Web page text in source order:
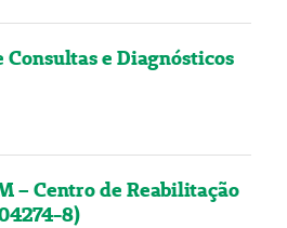
e Diagnósticos
– Centro de Reabilitação
8)